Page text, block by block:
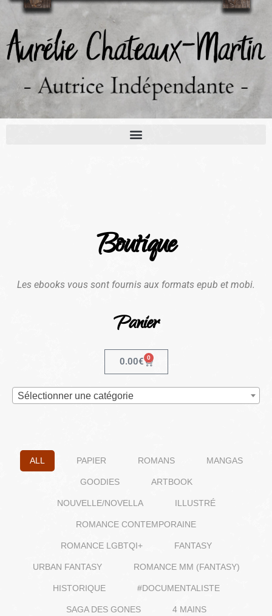
Boutique
Les ebooks vous sont fournis aux formats epub et mobi.
Panier
0.00€ 0
Sélectionner une catégorie
ALL PAPIER ROMANS MANGAS
GOODIES ARTBOOK
NOUVELLE/NOVELLA ILLUSTRÉ
ROMANCE CONTEMPORAINE
ROMANCE LGBTQI+ FANTASY
URBAN FANTASY ROMANCE MM (FANTASY)
HISTORIQUE #DOCUMENTALISTE
SAGA DES GONES 4 MAINS